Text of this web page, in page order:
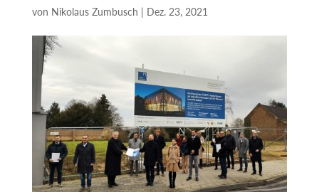
von Nikolaus Zumbusch | Dez. 23, 2021